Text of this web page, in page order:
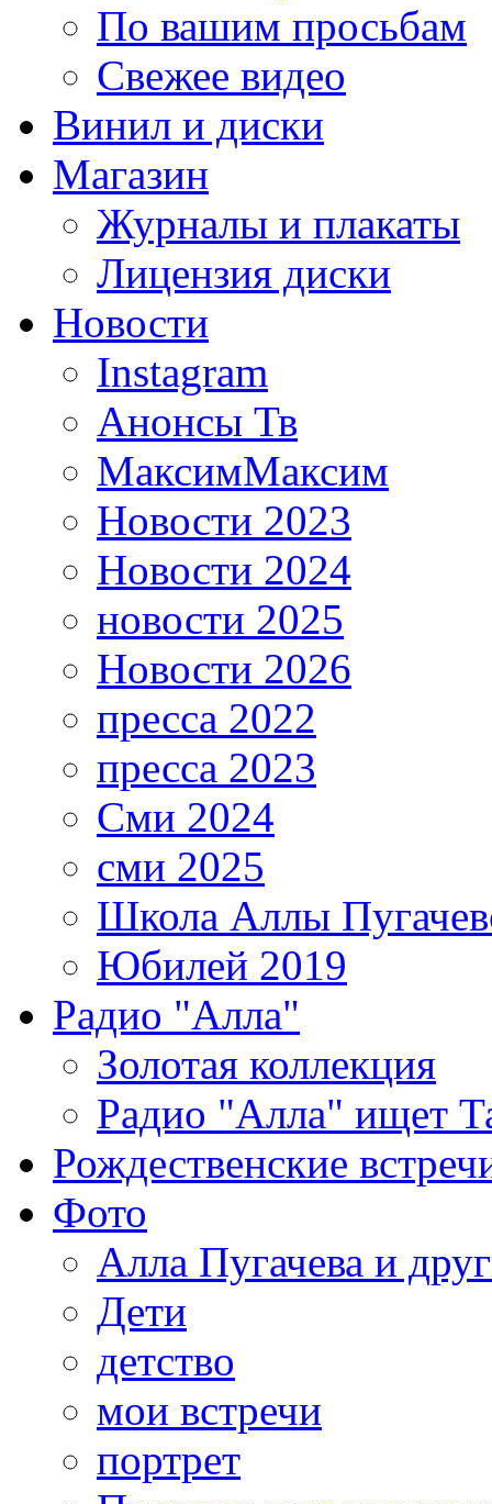
По вашим просьбам
Свежее видео
Винил и диски
Магазин
Журналы и плакаты
Лицензия диски
Новости
Instagram
Анонсы Тв
МаксимМаксим
Новости 2023
Новости 2024
новости 2025
Новости 2026
пресса 2022
пресса 2023
Сми 2024
сми 2025
Школа Аллы
Юбилей 2019
Радио "Алла"
Золотая коллекция
Радио "Алла" ищет
Рождественские
Фото
Алла Пугачева и
Дети
детство
мои встречи
портрет